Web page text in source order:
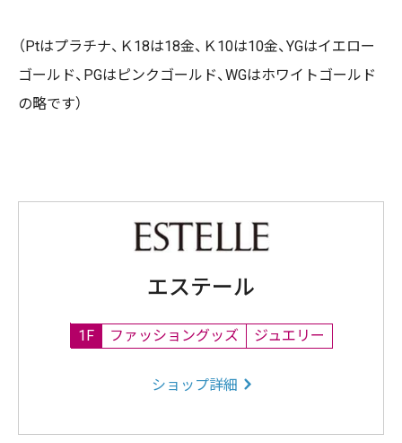
（Ptはプラチナ、Ｋ18は18金、Ｋ10は10金、YGはイエロー
ゴールド、PGはピンクゴールド、WGはホワイトゴールド
の略です）
エステール
1F ファッショングッズ ジュエリー
ショップ詳細